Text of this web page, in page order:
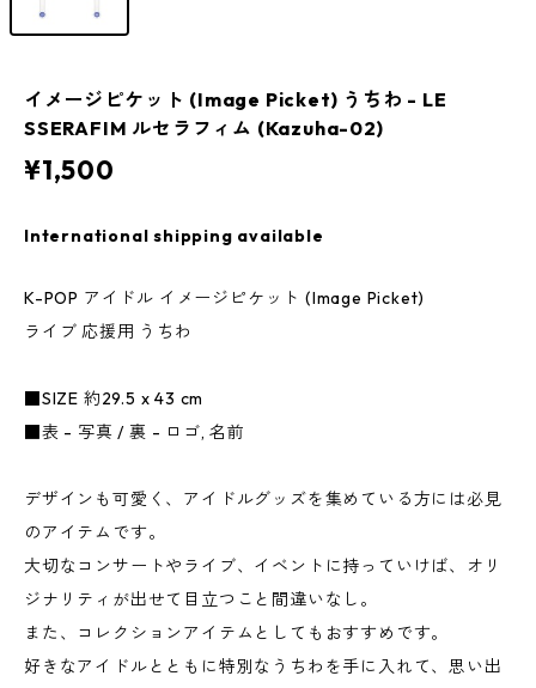
イメージピケット (Image Picket) うちわ - LE
SSERAFIM ルセラフィム (Kazuha-02)
¥1,500
International shipping available
K-POP アイドル イメージピケット (Image Picket)
ライブ 応援用 うちわ
■SIZE 約29.5 x 43 cm
■表 - 写真 / 裏 - ロゴ, 名前
デザインも可愛く、アイドルグッズを集めている方には必見
のアイテムです。
大切なコンサートやライブ、イベントに持っていけば、オリ
ジナリティが出せて目立つこと間違いなし。
また、コレクションアイテムとしてもおすすめです。
好きなアイドルとともに特別なうちわを手に入れて、思い出